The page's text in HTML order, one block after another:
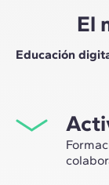
El
Educación